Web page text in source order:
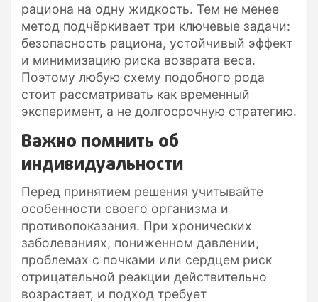
рациона на одну жидкость. Тем не менее
метод подчёркивает три ключевые задачи:
безопасность рациона, устойчивый эффект
и минимизацию риска возврата веса.
Поэтому любую схему подобного рода
стоит рассматривать как временный
эксперимент, а не долгосрочную стратегию.
Важно помнить об
индивидуальности
Перед принятием решения учитывайте
особенности своего организма и
противопоказания. При хронических
заболеваниях, пониженном давлении,
проблемах с почками или сердцем риск
отрицательной реакции действительно
возрастает, и подход требует